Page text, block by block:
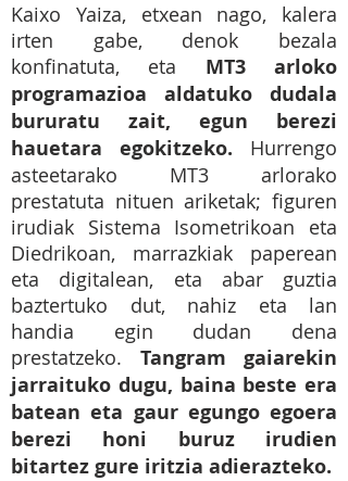
Kaixo Yaiza, etxean nago, kalera
irten gabe, denok bezala
konfinatuta, eta MT3 arloko
programazioa aldatuko dudala
bururatu zait, egun berezi
hauetara egokitzeko. Hurrengo
asteetarako MT3 arlorako
prestatuta nituen ariketak; figuren
irudiak Sistema Isometrikoan eta
Diedrikoan, marrazkiak paperean
eta digitalean, eta abar guztia
baztertuko dut, nahiz eta lan
handia egin dudan dena
prestatzeko. Tangram gaiarekin
jarraituko dugu, baina beste era
batean eta gaur egungo egoera
berezi honi buruz irudien
bitartez gure iritzia adierazteko.